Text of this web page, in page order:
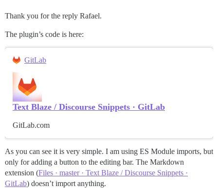
Thank you for the reply Rafael.
The plugin’s code is here:
GitLab
Text Blaze / Discourse Snippets · GitLab
GitLab.com
As you can see it is very simple. I am using ES Module imports, but
only for adding a button to the editing bar. The Markdown
extension (Files · master · Text Blaze / Discourse Snippets ·
GitLab) doesn’t import anything.